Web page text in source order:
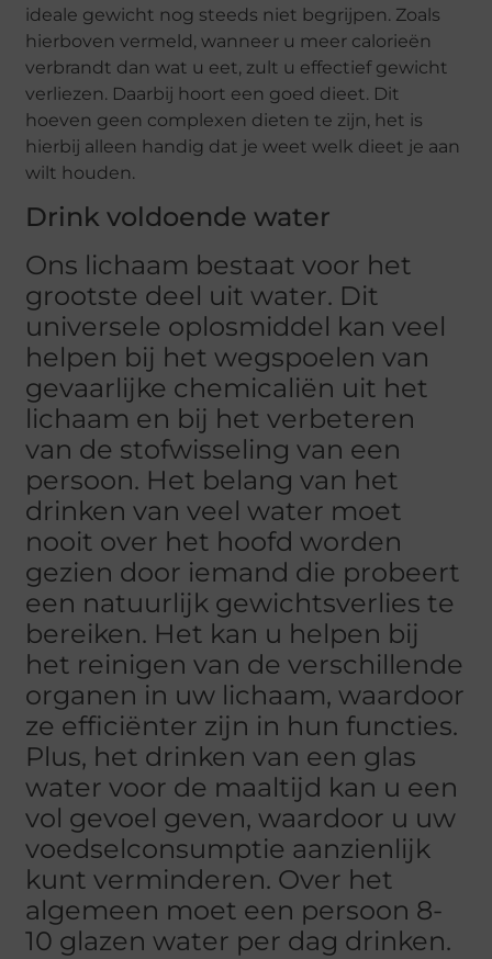
ideale gewicht nog steeds niet begrijpen. Zoals
hierboven vermeld, wanneer u meer calorieën
verbrandt dan wat u eet, zult u effectief gewicht
verliezen. Daarbij hoort een goed dieet. Dit
hoeven geen complexen dieten te zijn, het is
hierbij alleen handig dat je weet welk dieet je aan
wilt houden.
Drink voldoende water
Ons lichaam bestaat voor het
grootste deel uit water. Dit
universele oplosmiddel kan veel
helpen bij het wegspoelen van
gevaarlijke chemicaliën uit het
lichaam en bij het verbeteren
van de stofwisseling van een
persoon. Het belang van het
drinken van veel water moet
nooit over het hoofd worden
gezien door iemand die probeert
een natuurlijk gewichtsverlies te
bereiken. Het kan u helpen bij
het reinigen van de verschillende
organen in uw lichaam, waardoor
ze efficiënter zijn in hun functies.
Plus, het drinken van een glas
water voor de maaltijd kan u een
vol gevoel geven, waardoor u uw
voedselconsumptie aanzienlijk
kunt verminderen. Over het
algemeen moet een persoon 8-
10 glazen water per dag drinken.